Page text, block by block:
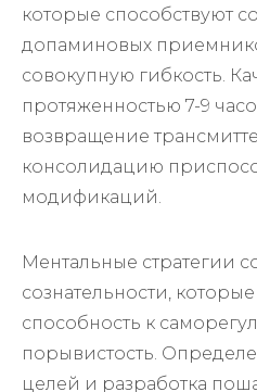
которые способствуют
допаминовых
совокупную гибкость.
протяженностью 7-9
возвращение
консолидацию
модификаций.
Ментальные стратегии
сознательности,
способность к
порывистость.
целей и разработка